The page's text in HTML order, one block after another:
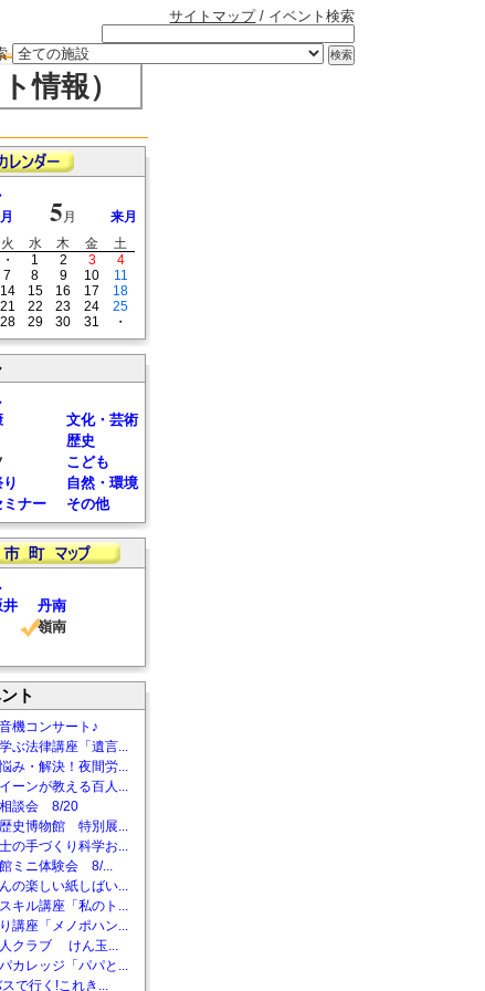
サイトマップ/ イベント検索
情報）
5 月
来月
火 水 木 金
土
・ 1 2 3
4
7 8 9 10
11
14 15 16 17
18
21 22 23 24
25
28 29 30 31 ・
文化・芸術
歴史
こども
自然・環境
ミナー
その他
井
丹南
嶺南
ト
機コンサート♪
ぶ法律講座「遺言...
み・解決！夜間労...
ーンが教える百人...
談会 8/20
史博物館 特別展...
の手づくり科学お...
ミニ体験会 8/...
の楽しい紙しばい...
キル講座「私のト...
講座「メノポハン...
人クラブ けん玉...
カレッジ「パパと...
で行く!これき...